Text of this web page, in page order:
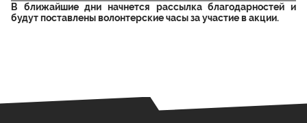
В ближайшие дни начнется рассылка благодарностей и
будут поставлены волонтерские часы за участие в акции.